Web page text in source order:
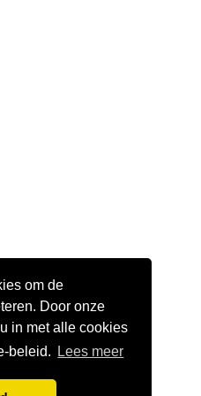
om de
Door onze
in met alle cookies
beleid.
Lees meer